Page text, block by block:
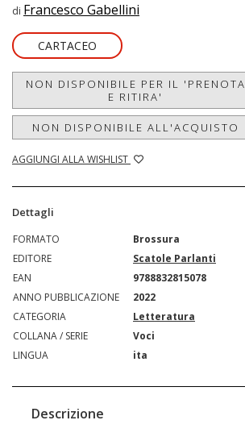
di Francesco Gabellini
CARTACEO
NON DISPONIBILE PER IL 'PRENOTA
E RITIRA'
NON DISPONIBILE ALL'ACQUISTO
AGGIUNGI ALLA WISHLIST
Dettagli
FORMATO
Brossura
EDITORE
Scatole Parlanti
EAN
9788832815078
ANNO PUBBLICAZIONE
2022
CATEGORIA
Letteratura
COLLANA / SERIE
Voci
LINGUA
ita
Descrizione